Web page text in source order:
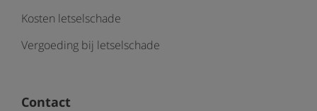
Kosten letselschade
Vergoeding bij letselschade
Contact